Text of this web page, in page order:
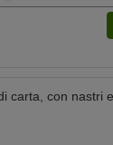
carta, con nastri